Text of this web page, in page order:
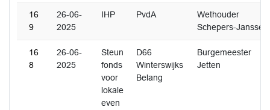
16
9
26-06-
2025
IHP PvdA
Wethouder
Schepers-Janssen
16
8
26-06-
2025
Steun
fonds
voor
lokale
even
D66
Winterswijks
Belang
Burgemeester
Jetten